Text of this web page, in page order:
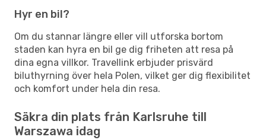
Hyr en bil?
Om du stannar längre eller vill utforska bortom
staden kan hyra en bil ge dig friheten att resa på
dina egna villkor. Travellink erbjuder prisvärd
biluthyrning över hela Polen, vilket ger dig flexibilitet
och komfort under hela din resa.
Säkra din plats från Karlsruhe till
Warszawa idag